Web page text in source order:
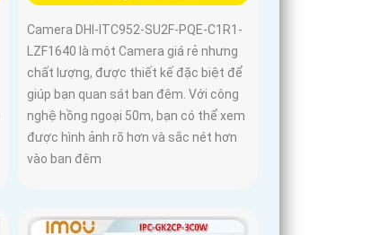
Camera DHI-ITC952-SU2F-PQE-C1R1-
LZF1640 là một Camera giá rẻ nhưng
chất lượng, được thiết kế đặc biệt để
giúp bạn quan sát ban đêm. Với công
nghệ hồng ngoại 50m, bạn có thể xem
được hình ảnh rõ hơn và sắc nét hơn
vào ban đêm